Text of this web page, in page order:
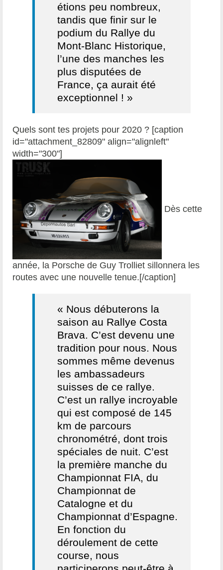
étions peu nombreux,
tandis que finir sur le
podium du Rallye du
Mont-Blanc Historique,
l’une des manches les
plus disputées de
France, ça aurait été
exceptionnel ! »
Quels sont tes projets pour 2020 ? [caption
id="attachment_82809" align="alignleft"
width="300"]
Dès cette
année, la Porsche de Guy Trolliet sillonnera les
routes avec une nouvelle tenue.[/caption]
« Nous débuterons la
saison au Rallye Costa
Brava. C’est devenu une
tradition pour nous. Nous
sommes même devenus
les ambassadeurs
suisses de ce rallye.
C’est un rallye incroyable
qui est composé de 145
km de parcours
chronométré, dont trois
spéciales de nuit. C’est
la première manche du
Championnat FIA, du
Championnat de
Catalogne et du
Championnat d’Espagne.
En fonction du
déroulement de cette
course, nous